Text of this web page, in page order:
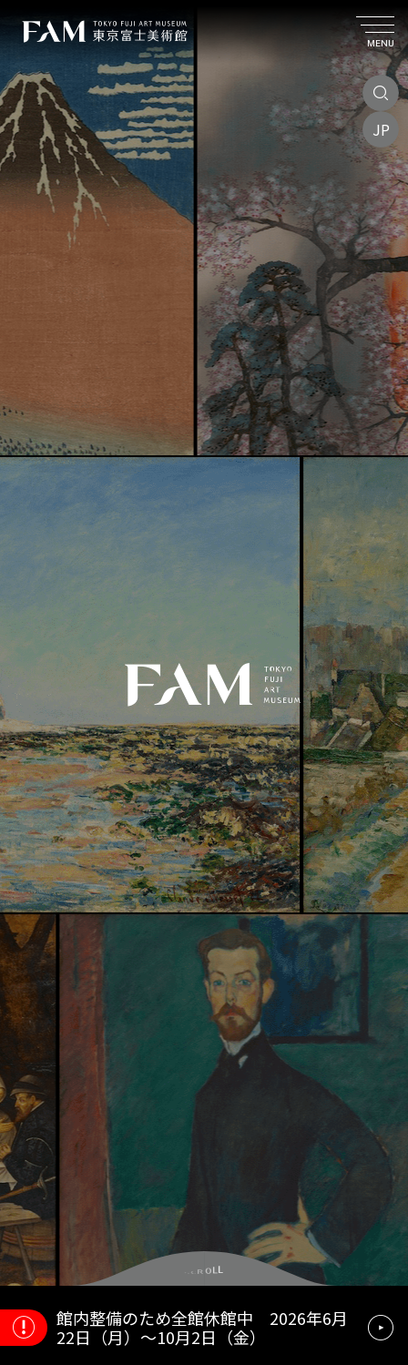
MENU
JP
C R OL L
館内整備のため全館休館中 2026年6月
22日（月）〜10月2日（金）